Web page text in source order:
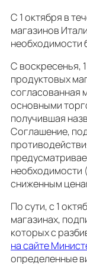
С 1 октября в
магазинов
необходимости
С воскресенья,
продуктовых
согласованная
основными
получившая
Соглашение,
необходимости
сниженным
По сути, с 1
магазинах,
которых с
на сайте
определенные